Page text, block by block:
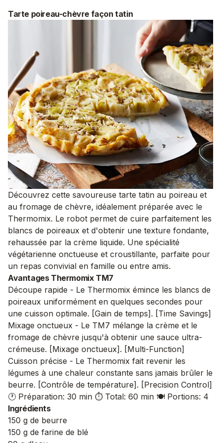
Tarte poireau-chèvre façon tatin
Découvrez cette savoureuse tarte tatin au poireau et
au fromage de chèvre, idéalement préparée avec le
Thermomix. Le robot permet de cuire parfaitement les
blancs de poireaux et d'obtenir une texture fondante,
rehaussée par la crème liquide. Une spécialité
végétarienne onctueuse et croustillante, parfaite pour
un repas convivial en famille ou entre amis.
Avantages Thermomix TM7
Découpe rapide - Le Thermomix émince les blancs de
poireaux uniformément en quelques secondes pour
une cuisson optimale. [Gain de temps]. [Time Savings]
Mixage onctueux - Le TM7 mélange la crème et le
fromage de chèvre jusqu'à obtenir une sauce ultra-
crémeuse. [Mixage onctueux]. [Multi-Function]
Cuisson précise - Le Thermomix fait revenir les
légumes à une chaleur constante sans jamais brûler le
beurre. [Contrôle de température]. [Precision Control]
🕐 Préparation: 30 min ⏱️ Total: 60 min 🍽️ Portions: 4
Ingrédients
150 g de beurre
150 g de farine de blé